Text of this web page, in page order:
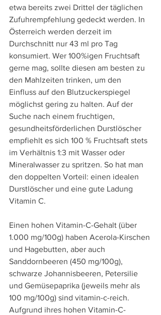
etwa bereits zwei Drittel der täglichen
Zufuhrempfehlung gedeckt werden. In
Österreich werden derzeit im
Durchschnitt nur 43 ml pro Tag
konsumiert. Wer 100%igen Fruchtsaft
gerne mag, sollte diesen am besten zu
den Mahlzeiten trinken, um den
Einfluss auf den Blutzuckerspiegel
möglichst gering zu halten. Auf der
Suche nach einem fruchtigen,
gesundheitsförderlichen Durstlöscher
empfiehlt es sich 100 % Fruchtsaft stets
im Verhältnis 1:3 mit Wasser oder
Mineralwasser zu spritzen. So hat man
den doppelten Vorteil: einen idealen
Durstlöscher und eine gute Ladung
Vitamin C.
Einen hohen Vitamin-C-Gehalt (über
1.000 mg/100g) haben Acerola-Kirschen
und Hagebutten, aber auch
Sanddornbeeren (450 mg/100g),
schwarze Johannisbeeren, Petersilie
und Gemüsepaprika (jeweils mehr als
100 mg/100g) sind vitamin-c-reich.
Aufgrund ihres hohen Vitamin-C-